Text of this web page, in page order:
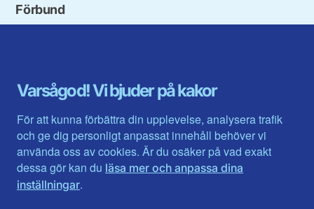
Varsågod! Vi bjuder på kakor
För att kunna förbättra din upplevelse, analysera trafik
och ge dig personligt anpassat innehåll behöver vi
använda oss av cookies. Är du osäker på vad exakt
dessa gör kan du läsa mer och anpassa dina
inställningar.
Förbund
Gävleborg
Halland
Jämtlands län
Jönköpings län
Kalmar län
Kronobergs län
Norrbotten
Skåne län
Värmlands län
Västerbotten
Västra Götaland
Västernorrland
Västmanland
Örebro län
Östergötland